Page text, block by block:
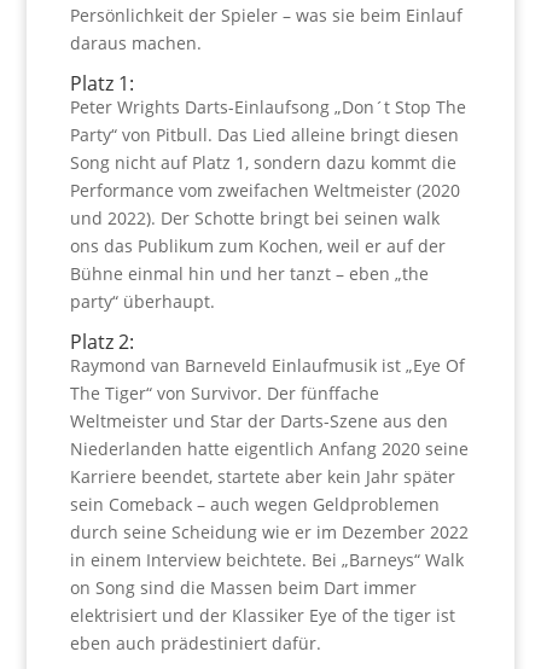
Persönlichkeit der Spieler – was sie beim Einlauf
daraus machen.
Platz 1:
Peter Wrights Darts-Einlaufsong „Don´t Stop The
Party“ von Pitbull. Das Lied alleine bringt diesen
Song nicht auf Platz 1, sondern dazu kommt die
Performance vom zweifachen Weltmeister (2020
und 2022). Der Schotte bringt bei seinen walk
ons das Publikum zum Kochen, weil er auf der
Bühne einmal hin und her tanzt – eben „the
party“ überhaupt.
Platz 2:
Raymond van Barneveld Einlaufmusik ist „Eye Of
The Tiger“ von Survivor. Der fünffache
Weltmeister und Star der Darts-Szene aus den
Niederlanden hatte eigentlich Anfang 2020 seine
Karriere beendet, startete aber kein Jahr später
sein Comeback – auch wegen Geldproblemen
durch seine Scheidung wie er im Dezember 2022
in einem Interview beichtete. Bei „Barneys“ Walk
on Song sind die Massen beim Dart immer
elektrisiert und der Klassiker Eye of the tiger ist
eben auch prädestiniert dafür.